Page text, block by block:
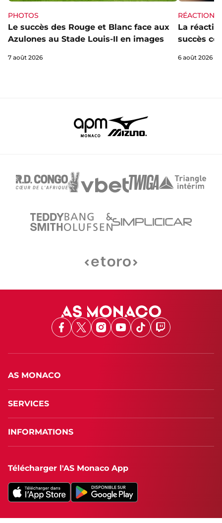
PHOTOS
Le succès des Rouge et Blanc face aux
Azulones au Stade Louis-II en images
7 août 2026
RÉACTIONS
La
succès
6 août 2026
Facebook
X Instagram
Youtube
TikTokTwitch
AS MONACO
SERVICES
INFORMATIONS
Télécharger l'AS Monaco App